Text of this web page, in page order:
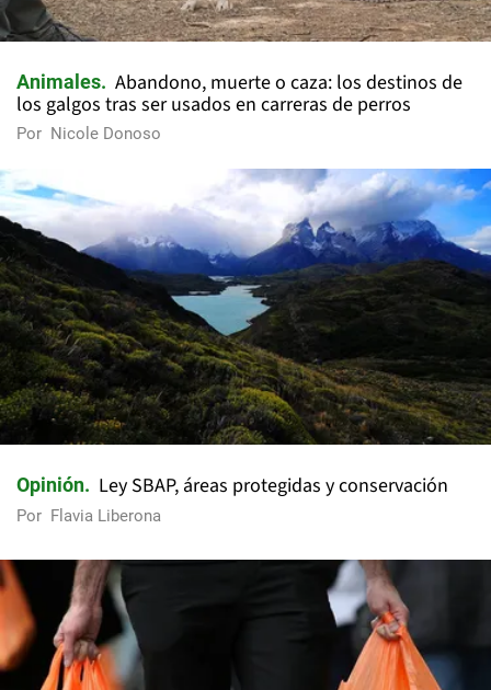
Animales
Abandono, muerte o caza: los destinos de
los galgos tras ser usados en carreras de perros
Por Nicole Donoso
Opinión Ley SBAP, áreas protegidas y conservación
Por Flavia Liberona